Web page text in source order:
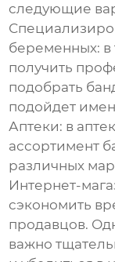
следующие
беременных:
получить
подобрать
подойдет
Аптеки: в
ассортимент
различных
Интернет-
сэкономить
продавцов.
важно